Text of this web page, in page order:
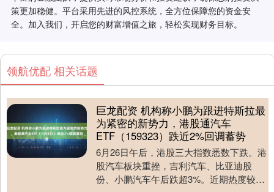
策更加稳健。平台采用先进的风控系统，全方位保障您的资金安
全。加入我们，开启您的财富增值之旅，轻松实现财务目标。
领航优配 相关话题
巨龙配资 机构称小鹏为跟进特斯拉最
为紧密的新势力，港股通汽车
ETF（159323）跌近2%回调蓄势
6月26日午后，港股三大指数悉数下跌。港
股汽车板块重挫，吉利汽车、比亚迪股
份、小鹏汽车午后跌超3%。近期热度较高